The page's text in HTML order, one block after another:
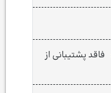
فاقد پشتیبانی از